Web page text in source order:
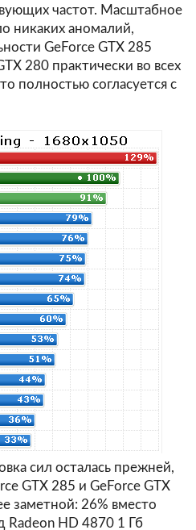
частот. Масштабное
никаких аномалий,
GeForce GTX 285
280 практически во всех
полностью согласуется с
сил осталась прежней,
GTX 285 и GeForce GTX
заметной: 26% вместо
Radeon HD 4870 1 Гб